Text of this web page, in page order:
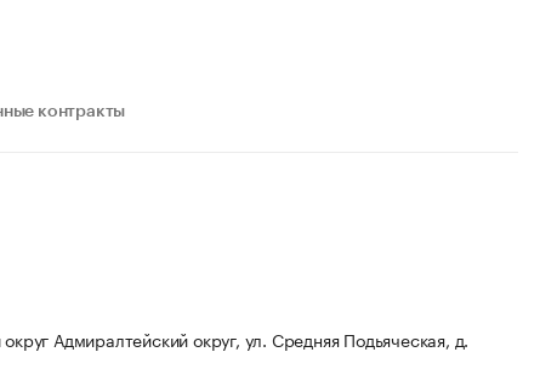
контракты
Адмиралтейский округ, ул. Средняя Подьяческая, д.